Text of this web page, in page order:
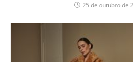
25 de outubro de